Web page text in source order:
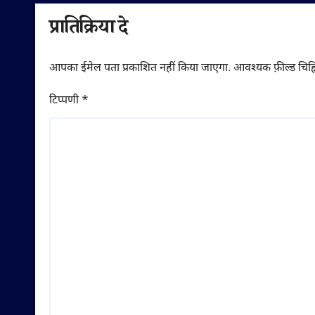
प्रातिक्रिया दे
आपका ईमेल पता प्रकाशित नहीं किया जाएगा. आवश्यक फ़ील्ड
टिप्पणी*